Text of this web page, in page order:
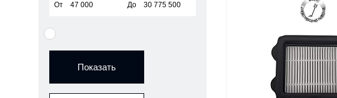
От До
Показать